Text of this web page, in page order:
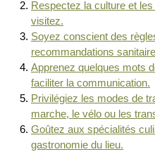
Respectez la culture et
visitez.
Soyez conscient des
recommandations
Apprenez quelques mots
faciliter la communication.
Privilégiez les modes de
marche, le vélo ou les
Goûtez aux spécialités
gastronomie du lieu.